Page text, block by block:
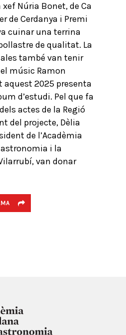
Núria Bonet, de Ca
de Cerdanya i Premi
cuinar una terrina
de qualitat. La
també van tenir
músic Ramon
aquest 2025 presenta
d’estudi. Pel que fa
actes de la Regió
del projecte, Dèlia
de l’Acadèmia
i la
van donar